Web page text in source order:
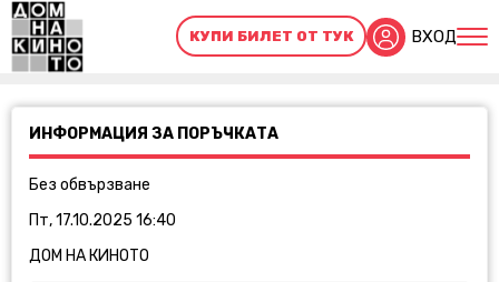
КУПИ БИЛЕТ ОТ ТУК ВХОД
ИНФОРМАЦИЯ ЗА ПОРЪЧКАТА
Без обвързване
Пт, 17.10.2025 16:40
ДОМ НА КИНОТО